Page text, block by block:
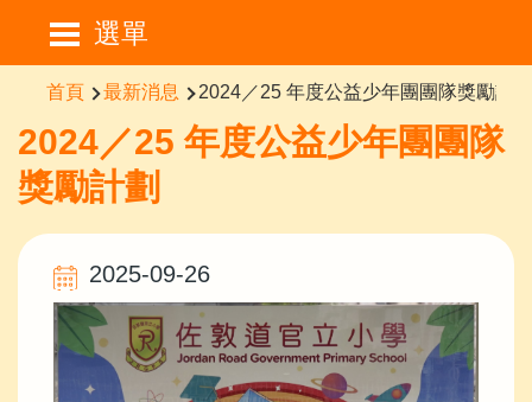
選單
Main
navigation
導
航
連
結
首頁 最新消息 2024／25 年度公益少年團團隊獎勵計劃
2024／25 年度公益少年團團隊
獎勵計劃
2025-09-26